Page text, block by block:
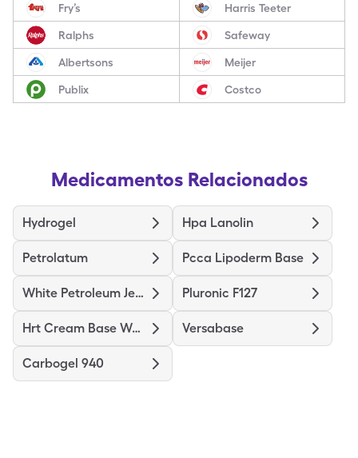
Fry’s Harris Teeter
Ralphs Safeway
Albertsons Meijer
Publix Costco
Medicamentos Relacionados
Hydrogel Hpa Lanolin
Petrolatum Pcca Lipoderm Base
White Petroleum Jelly Pluronic F127
Hrt Cream Base Women Versabase
Carbogel 940